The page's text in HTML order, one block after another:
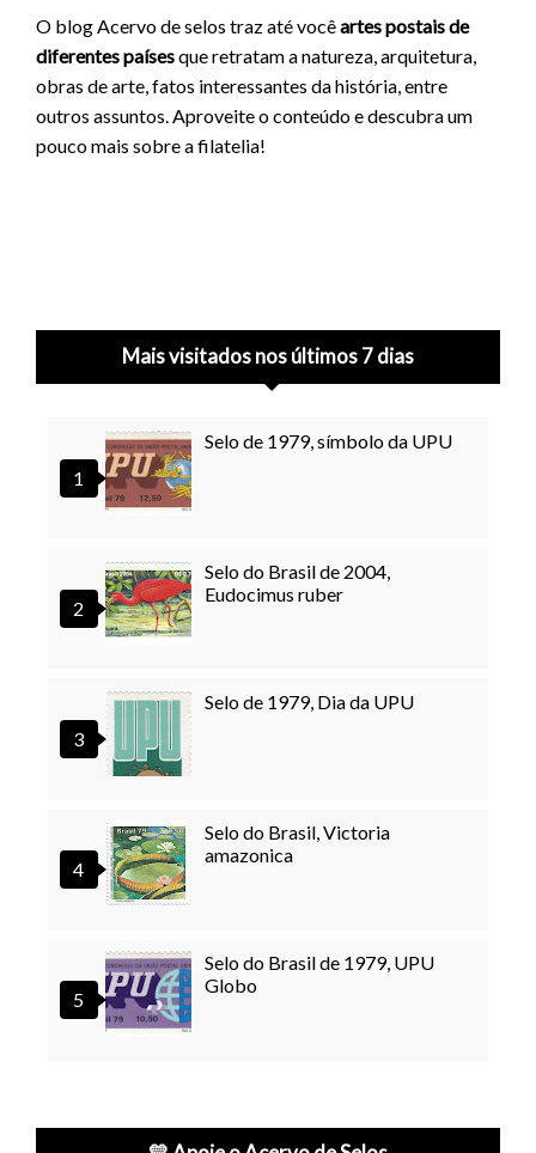
O blog Acervo de selos traz até vocêartes postais de
diferentes paísesque retratam a natureza, arquitetura,
obras de arte, fatos interessantes da história, entre
outros assuntos. Aproveite o conteúdo e descubra um
pouco mais sobre a filatelia!
Mais visitados nos últimos 7 dias
Selo de 1979, símbolo da UPU
Selo do Brasil de 2004,
Eudocimus ruber
Selo de 1979, Dia da UPU
Selo do Brasil, Victoria
amazonica
Selo do Brasil de 1979, UPU
Globo